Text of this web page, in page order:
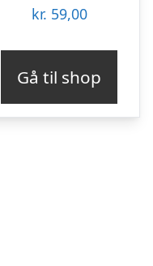
kr. 59,00
Gå til shop